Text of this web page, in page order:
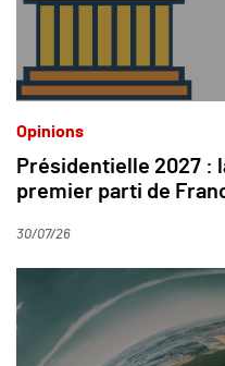
Opinions
Présidentielle 2027 :
premier parti de
30/07/26